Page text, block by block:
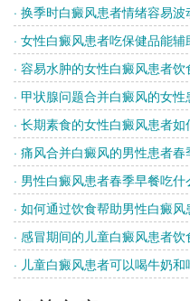
· 换季时白癜风患者情绪容易波
· 女性白癜风患者吃保健品能辅
· 容易水肿的女性白癜风患者饮
· 甲状腺问题合并白癜风的女性
· 长期素食的女性白癜风患者如
· 痛风合并白癜风的男性患者春
· 男性白癜风患者春季早餐吃什
· 如何通过饮食帮助男性白癜风
· 感冒期间的儿童白癜风患者饮
· 儿童白癜风患者可以喝牛奶和